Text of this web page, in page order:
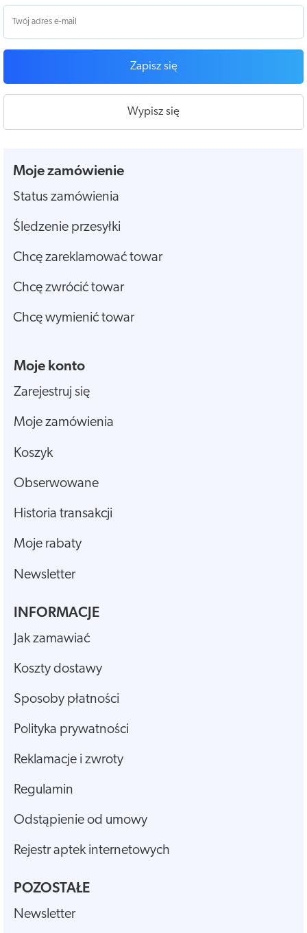
Zapisz się
Wypisz się
Moje zamówienie
Status zamówienia
Śledzenie przesyłki
Chcę zareklamować towar
Chcę zwrócić towar
Chcę wymienić towar
Moje konto
Zarejestruj się
Moje zamówienia
Koszyk
Obserwowane
Historia transakcji
Moje rabaty
Newsletter
INFORMACJE
Jak zamawiać
Koszty dostawy
Sposoby płatności
Polityka prywatności
Reklamacje i zwroty
Regulamin
Odstąpienie od umowy
Rejestr aptek internetowych
POZOSTAŁE
Newsletter